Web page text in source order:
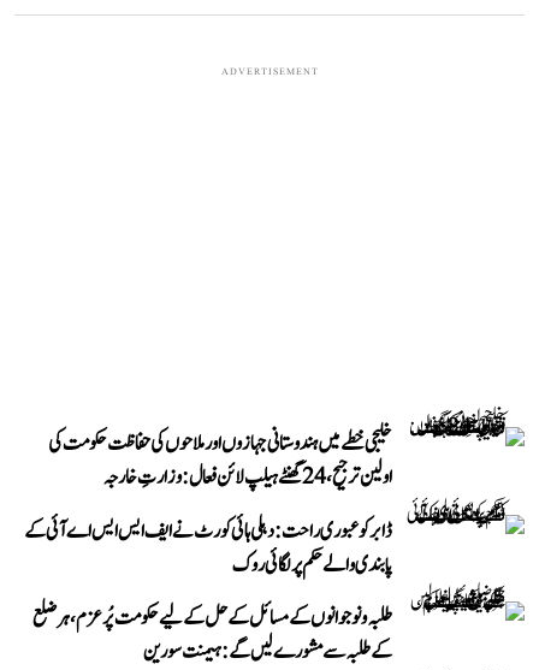
ADVERTISEMENT
خلیجی خطے میں ہندوستانی جہازوں اور ملاحوں کی حفاظت حکومت کی
اولین ترجیح، 24 گھنٹے ہیلپ لائن فعال: وزارتِ خارجہ
ڈابر کو عبوری راحت: دہلی ہائی کورٹ نے ایف ایس ایس اے آئی کے
پابندی والے حکم پر لگائی روک
طلبہ و نوجوانوں کے مسائل کے حل کے لیے حکومت پُرعزم، ہر ضلع
کے طلبہ سے مشورے لیں گے: ہیمنت سورین